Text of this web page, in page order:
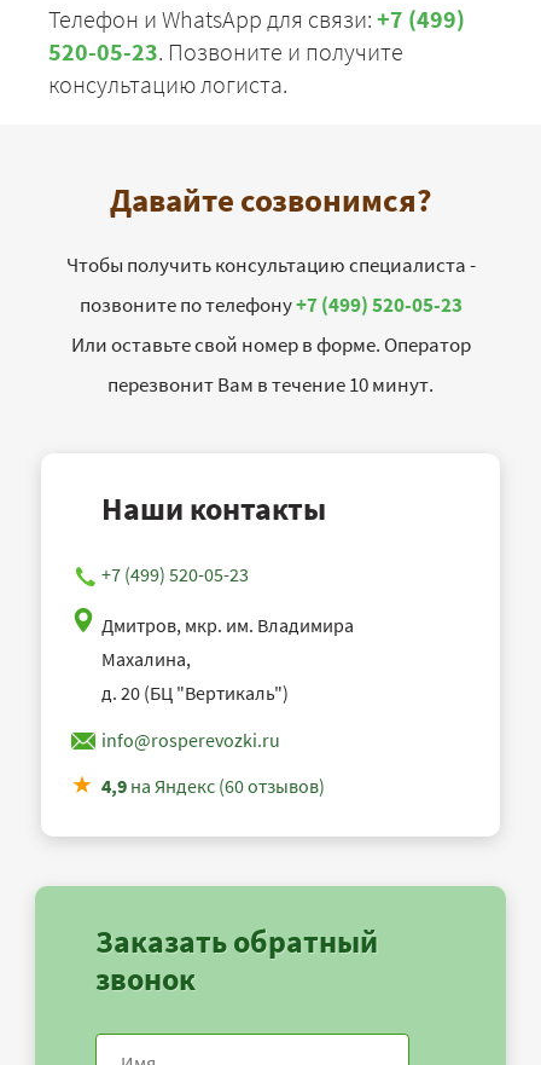
Телефон и WhatsApp для связи: +7 (499)
520-05-23. Позвоните и получите
консультацию логиста.
Давайте созвонимся?
Чтобы получить консультацию специалиста -
позвоните по телефону+7 (499) 520-05-23
Или оставьте свой номер в форме. Оператор
перезвонит Вам в течение 10 минут.
Наши контакты
+7 (499) 520-05-23
Дмитров, мкр. им. Владимира
Махалина,
д. 20 (БЦ "Вертикаль")
info@rosperevozki.ru
4,9 на Яндекс (60 отзывов)
Заказать обратный
звонок